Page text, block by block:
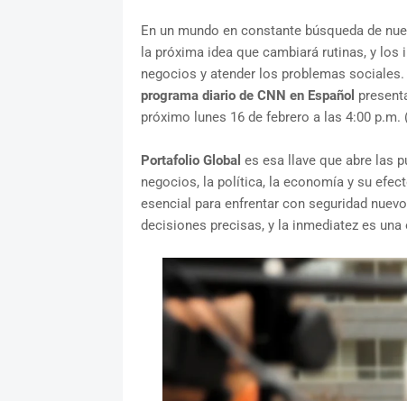
En un mundo en constante búsqueda de
la próxima idea que cambiará rutinas, y
negocios y atender los problemas
programa diario de CNN en Español
próximo lunes 16 de febrero a las 4:00 p.m.
Portafolio Global es esa llave que abre las
negocios, la política, la economía y su
esencial para enfrentar con seguridad
decisiones precisas, y la inmediatez es una